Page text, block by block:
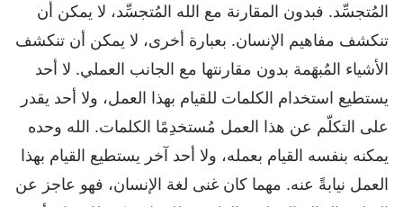
المُتجسِّد. فبدون المقارنة مع الله المُتجسِّد، لا يمكن أن
تنكشف مفاهيم الإنسان. بعبارة أخرى، لا يمكن أن تنكشف
الأشياء المُبهَمة بدون مقارنتها مع الجانب العملي. لا أحد
يستطيع استخدام الكلمات للقيام بهذا العمل، ولا أحد يقدر
على التكلّم عن هذا العمل مُستخدِمًا الكلمات. الله وحده
يمكنه بنفسه القيام بعمله، ولا أحد آخر يستطيع القيام بهذا
العمل نيابةً عنه. مهما كان غنى لغة الإنسان، فهو عاجز عن